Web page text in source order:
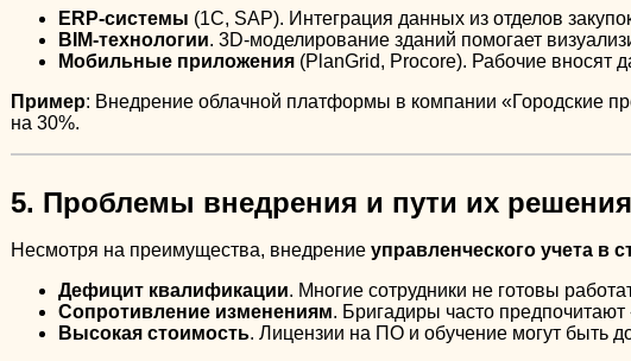
ERP-системы (1С, SAP). Интеграция данных из отделов
BIM-технологии. 3D-моделирование зданий помогает
Мобильные приложения(PlanGrid, Procore). Рабочие вносят
Пример: Внедрение облачной платформы в компании «Городские
на 30%.
5. Проблемы внедрения и пути их решения
Несмотря на преимущества, внедрение управленческого учета в
Дефицит квалификации. Многие сотрудники не готовы
Сопротивление изменениям. Бригадиры часто
Высокая стоимость. Лицензии на ПО и обучение могут быть